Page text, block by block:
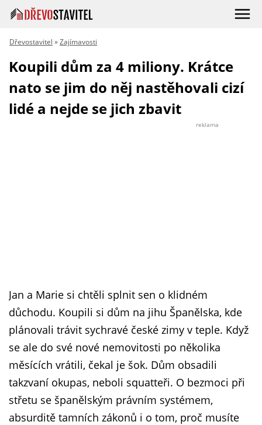
Dřevostavitel »Zajímavosti
Koupili dům za 4 miliony. Krátce
nato se jim do něj nastěhovali cizí
lidé a nejde se jich zbavit
reklama
Jan a Marie si chtěli splnit sen o klidném
důchodu. Koupili si dům na jihu Španělska, kde
plánovali trávit sychravé české zimy v teple. Když
se ale do své nové nemovitosti po několika
měsících vrátili, čekal je šok. Dům obsadili
takzvaní okupas, neboli squatteři. O bezmoci při
střetu se španělským právním systémem,
absurditě tamních zákonů i o tom, proč musíte